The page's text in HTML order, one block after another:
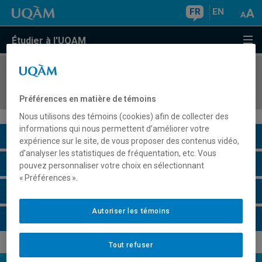
FR EN
Étudier à l'UQAM
COURS//
Description du cours
Horaire - Été 2026
Préférences en matière de témoins
Nous utilisons des témoins (cookies) afin de collecter des
informations qui nous permettent d’améliorer votre
expérience sur le site, de vous proposer des contenus vidéo,
d’analyser les statistiques de fréquentation, etc. Vous
pouvez personnaliser votre choix en sélectionnant
« Préférences ».
Tout refuser
Autoriser les témoins